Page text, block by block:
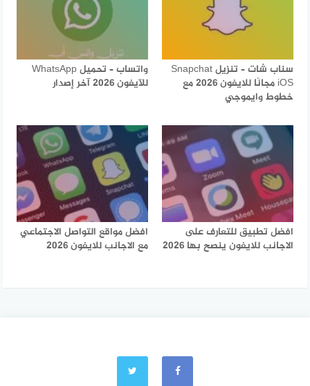
سناب شات – تنزيل Snapchat
iOS مجانًا للايفون 2026 مع
خطوط وايموجي
واتساب – تحميل WhatsApp
للآيفون 2026 آخر إصدار
افضل تطبيق للتعارف على
الاجانب للايفون ينصح بها 2026
افضل مواقع التواصل الاجتماعي
مع الاجانب للايفون 2026